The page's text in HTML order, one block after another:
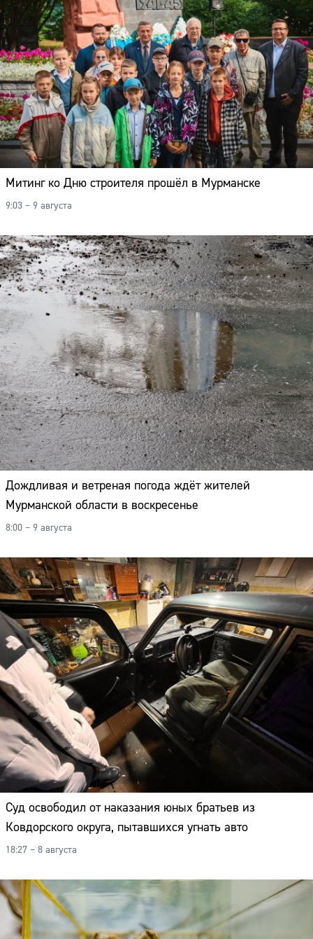
Митинг ко Дню строителя прошёл в Мурманске
9:03 – 9 августа
Дождливая и ветреная погода ждёт жителей
Мурманской области в воскресенье
8:00 – 9 августа
Суд освободил от наказания юных братьев из
Ковдорского округа, пытавшихся угнать авто
18:27 – 8 августа